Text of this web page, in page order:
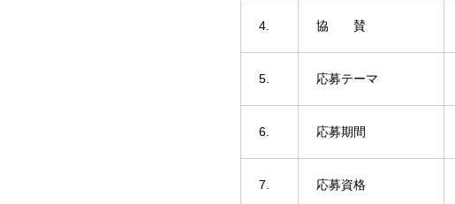
4. 協 賛
5. 応募テーマ
6. 応募期間
7. 応募資格